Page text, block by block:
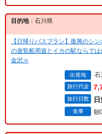
目的地：石川県
【日帰りバスプラン】復興のシ
の遊覧船周遊とイカの駅ならで
金沢≫
出発地 石
旅行代金
旅行日数
食事 朝